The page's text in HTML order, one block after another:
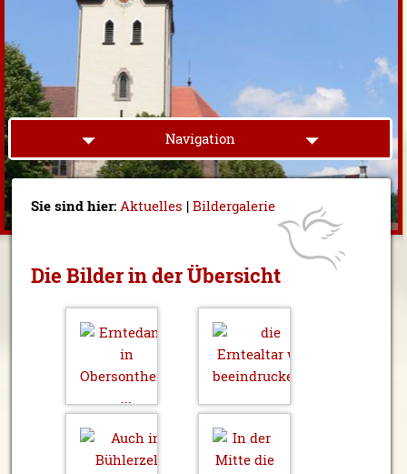
Navigation
Sie sind hier:Aktuelles |Bildergalerie
Die Bilder in der Übersicht